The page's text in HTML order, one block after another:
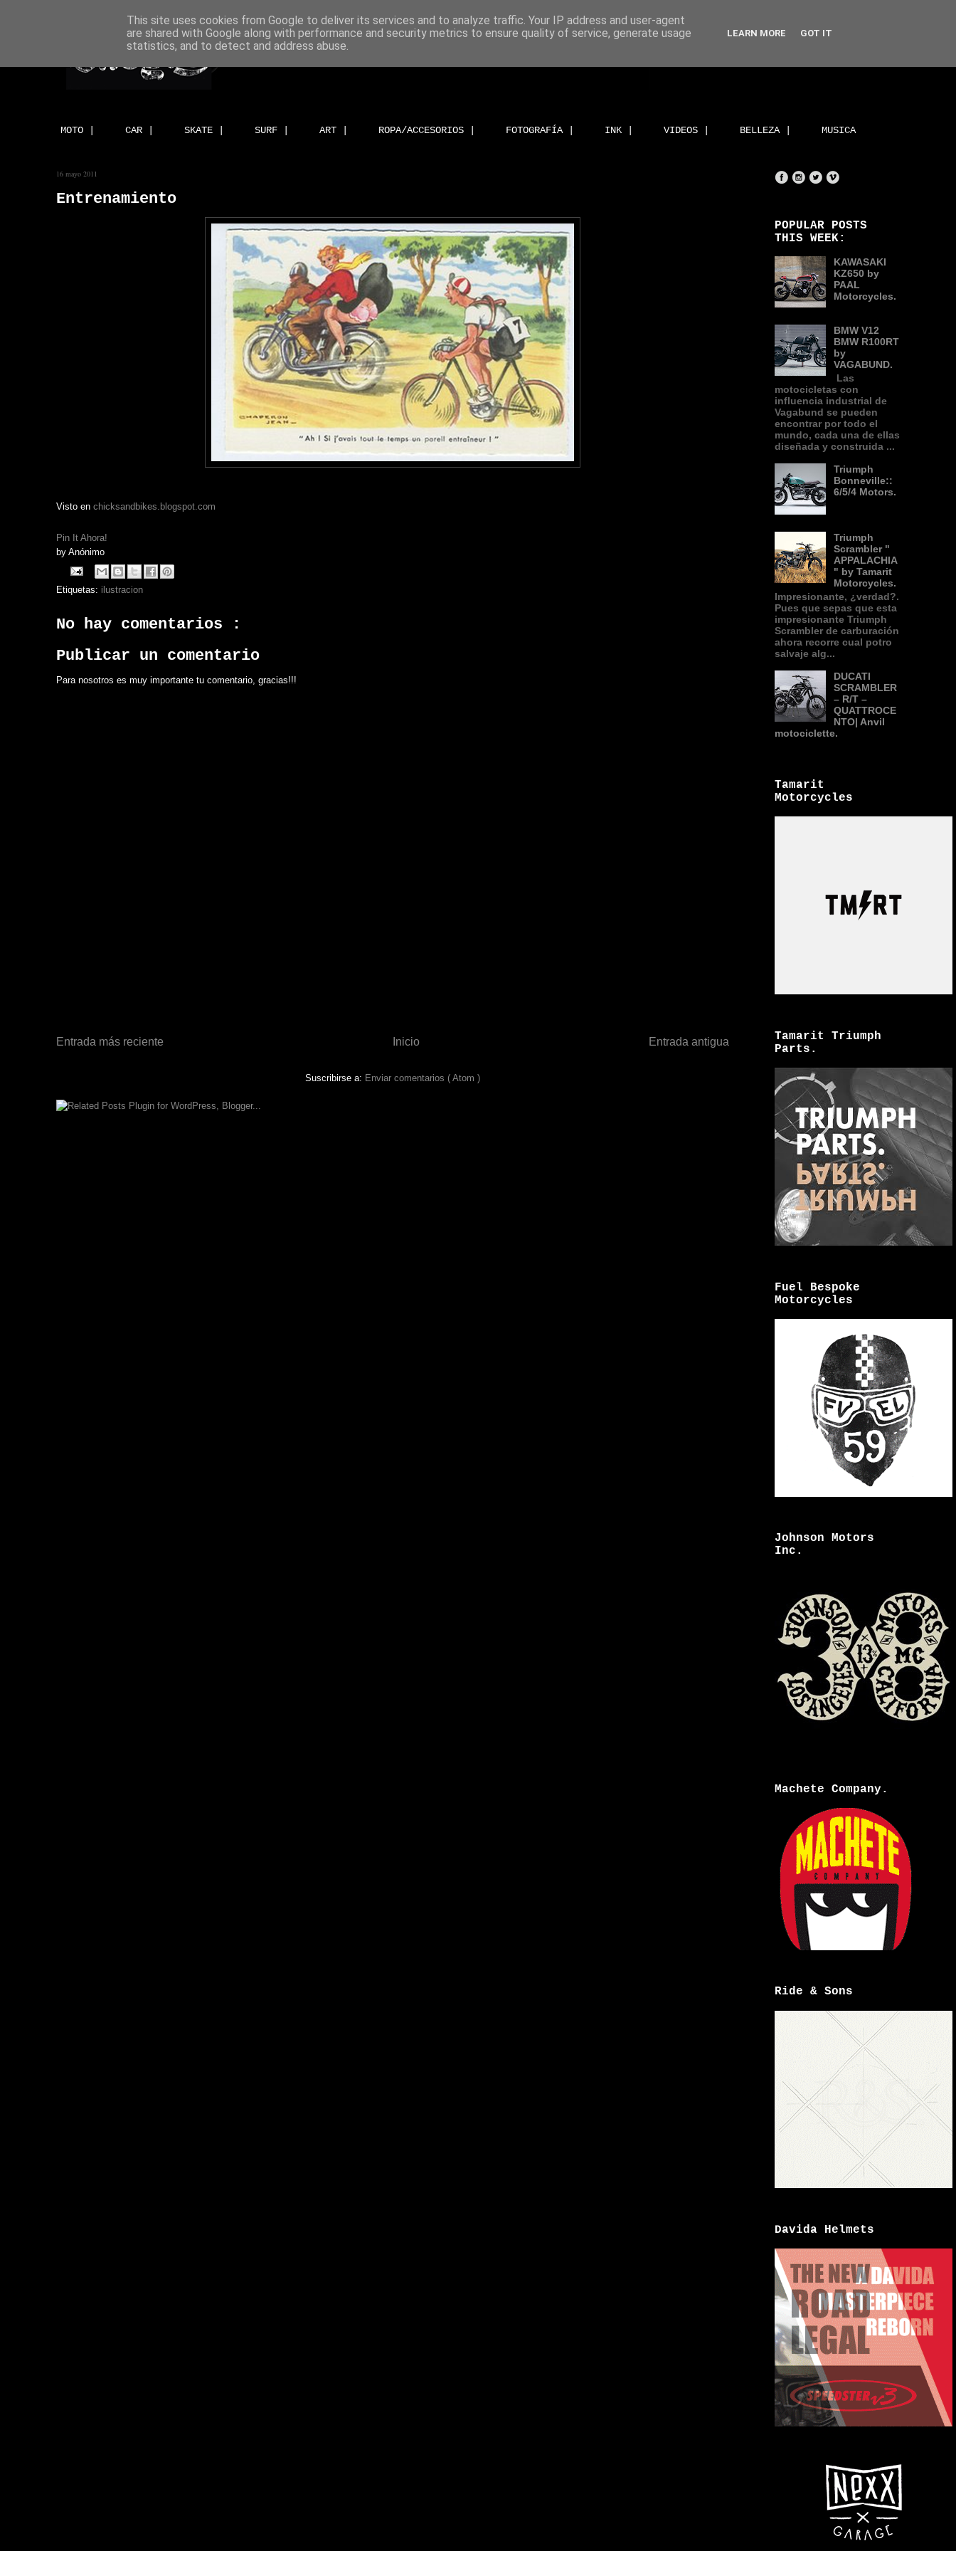
MOTO | CAR | SKATE | SURF | ART | ROPA/ACCESORIOS | FOTOGRAFÍA | INK | VIDEOS | BELLEZA | MUSICA
16 mayo 2011
Entrenamiento
Visto en chicksandbikes.blogspot.com
Pin It Ahora!
by Anónimo
Etiquetas: ilustracion
No hay comentarios :
Publicar un comentario
Para nosotros es muy importante tu comentario, gracias!!!
Entrada más reciente Entrada antigua
Inicio
Suscribirse a: Enviar comentarios ( Atom )
POPULAR POSTS
THIS WEEK:
KAWASAKI
KZ650 by
PAAL
Motorcycles.
BMW V12
BMW R100RT
by
VAGABUND.
Las
motocicletas con
influencia industrial de
Vagabund se pueden
encontrar por todo el
mundo, cada una de ellas
diseñada y construida ...
Triumph
Bonneville::
6/5/4 Motors.
Triumph
Scrambler "
APPALACHIA
" by Tamarit
Motorcycles.
Impresionante, ¿verdad?.
Pues que sepas que esta
impresionante Triumph
Scrambler de carburación
ahora recorre cual potro
salvaje alg...
DUCATI
SCRAMBLER
– R/T –
QUATTROCE
NTO| Anvil
motociclette.
Tamarit
Motorcycles
Tamarit Triumph
Parts.
Fuel Bespoke
Motorcycles
Johnson Motors
Inc.
Machete Company.
Ride & Sons
Davida Helmets
This site uses cookies from Google to deliver its services and to analyze traffic. Your IP address and user-agent
are shared with Google along with performance and security metrics to ensure quality of service, generate usage
statistics, and to detect and address abuse.
LEARN MORE GOT IT